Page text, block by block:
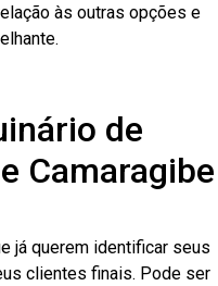
às outras opções e
de
Camaragibe
já querem identificar seus
clientes finais. Pode ser